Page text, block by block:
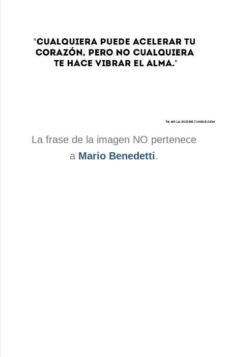
La frase de la imagen NO pertenece
a Mario Benedetti.